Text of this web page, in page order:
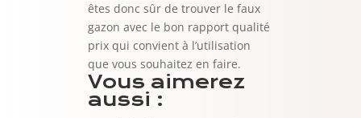
êtes donc sûr de trouver le faux
gazon avec le bon rapport qualité
prix qui convient à l’utilisation
que vous souhaitez en faire.
Vous aimerez
aussi :